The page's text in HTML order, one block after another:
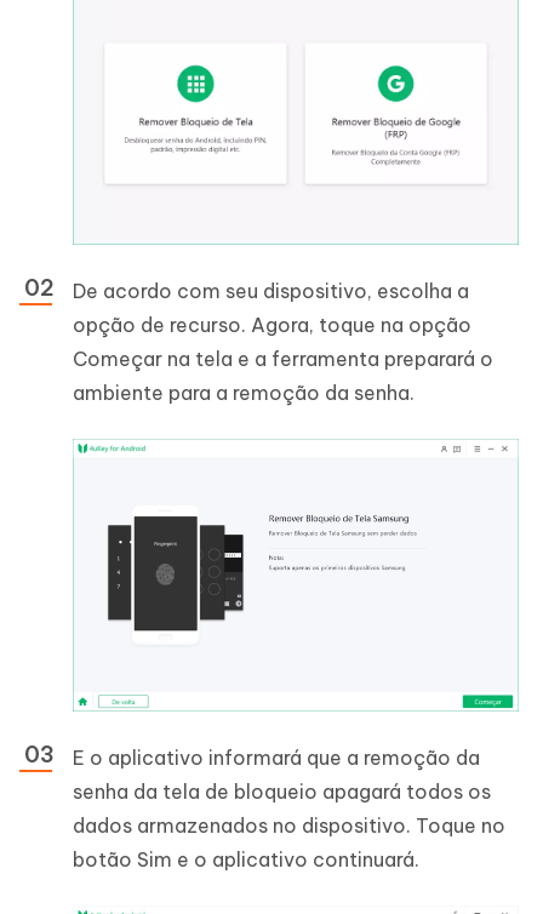
De acordo com seu dispositivo, escolha a
opção de recurso. Agora, toque na opção
Começar na tela e a ferramenta preparará o
ambiente para a remoção da senha.
E o aplicativo informará que a remoção da
senha da tela de bloqueio apagará todos os
dados armazenados no dispositivo. Toque no
botão Sim e o aplicativo continuará.